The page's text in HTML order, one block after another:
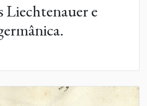
Liechtenauer e